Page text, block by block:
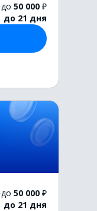
до 50 000 ₽
до 21 дня
до 50 000 ₽
до 21 дня